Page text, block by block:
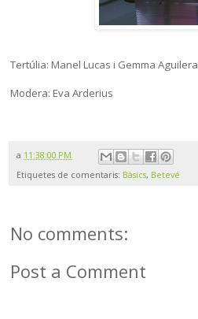
Tertúlia: Manel Lucas i Gemma Aguilera
Modera: Eva Arderius
a 11:38:00 PM
Etiquetes de comentaris: Bàsics, Betevé
No comments:
Post a Comment